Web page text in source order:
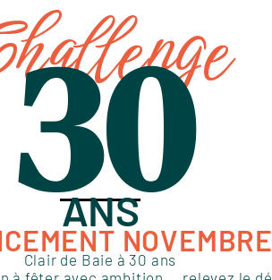
30
ANS
Clair de Baie à 30 ans